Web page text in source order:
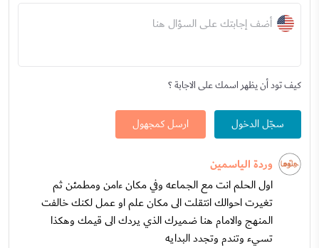
أضف إجابتك على السؤال هنا
كيف تود أن يظهر اسمك على الاجابة ؟
سجّل الدخول ارسل كمجهول
وردة الياسمين
اول الحلم انت مع الجماعه وفي مكان ءامن ومطمئن ثم
تغيرت احوالك انتقلت الى مكان علم او عمل لكنك خالفت
المنهج والامام هنا ضميرك الذي يردك الى قيمك وهكذا
تسيء وتندم وتجدد البدايه